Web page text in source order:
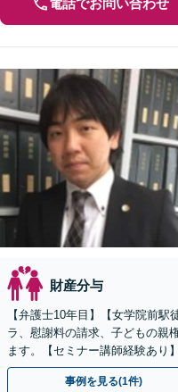
電話でお問い合わせ
財産分与
【弁護士10年目】【女学院前
ラ、慰謝料の請求、子どもの親
ます。【セミナー講師経験あり
す【Zoom面談対応可能】
事例を見る(1件)